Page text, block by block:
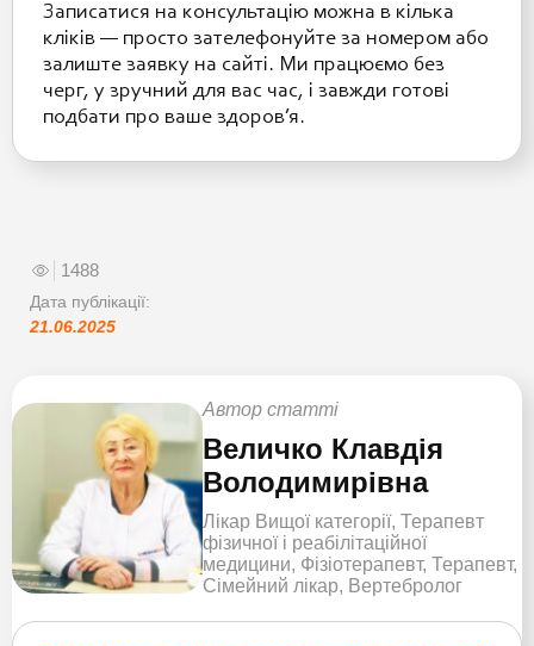
Записатися на консультацію можна в кілька
кліків — просто зателефонуйте за номером або
залиште заявку на сайті. Ми працюємо без
черг, у зручний для вас час, і завжди готові
подбати про ваше здоров’я.
1488
Дата публікації:
21.06.2025
Автор статті
Величко Клавдія
Володимирівна
Лікар Вищої категорії, Терапевт
фізичної і реабілітаційної
медицини, Фізіотерапевт, Терапевт,
Сімейний лікар, Вертебролог